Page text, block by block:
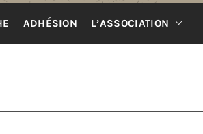
ADHÉSION L’ASSOCIATION